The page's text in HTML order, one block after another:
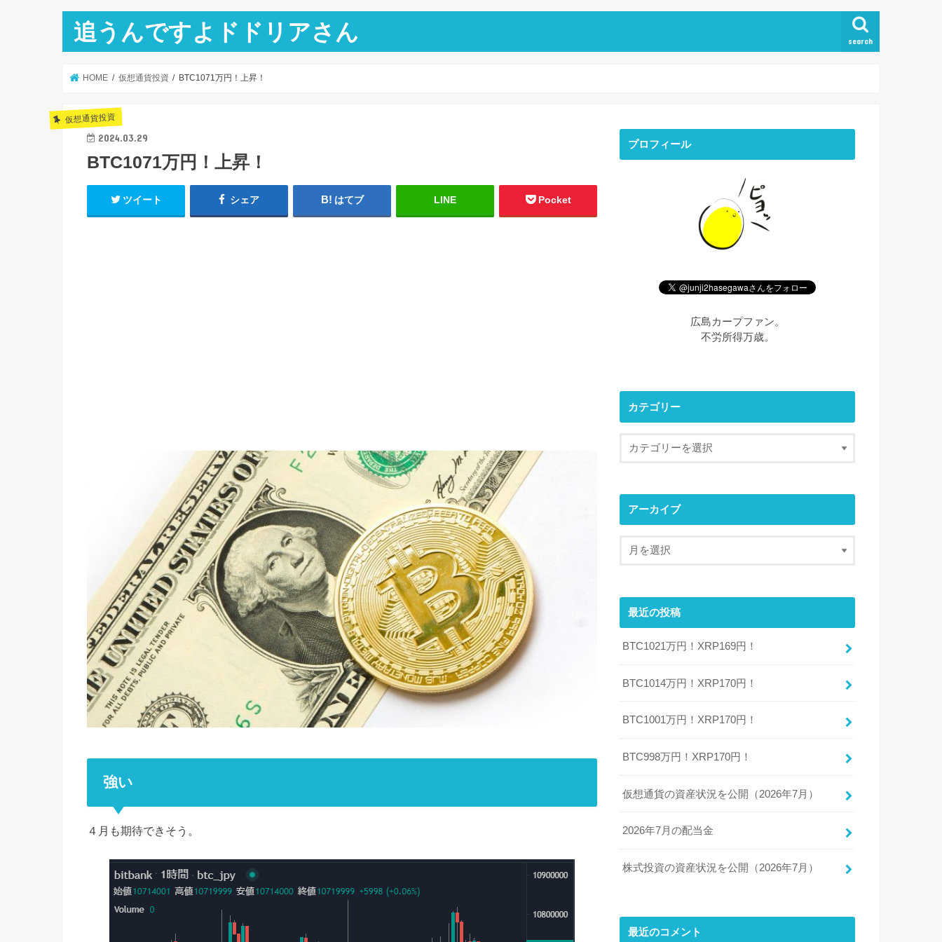
追うんですよドドリアさん search
HOME 仮想通貨投資 BTC1071万円！上昇！
仮想通貨投資
2024.03.29
BTC1071万円！上昇！
ツイート シェア はてブ LINE Pocket
強い
４月も期待できそう。
プロフィール
広島カープファン。
不労所得万歳。
カテゴリー
アーカイブ
最近の投稿
BTC1021万円！XRP169円！
BTC1014万円！XRP170円！
BTC1001万円！XRP170円！
BTC998万円！XRP170円！
仮想通貨の資産状況を公開（2026年7月）
2026年7月の配当金
株式投資の資産状況を公開（2026年7月）
最近のコメント